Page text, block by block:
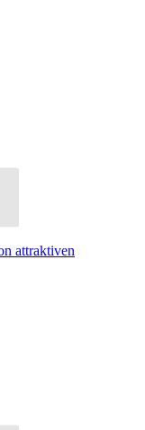
attraktiven